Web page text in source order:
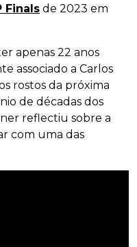
Finals de 2023 em
apenas 22 anos
associado a Carlos
rostos da próxima
de décadas dos
reflectiu sobre a
com uma das